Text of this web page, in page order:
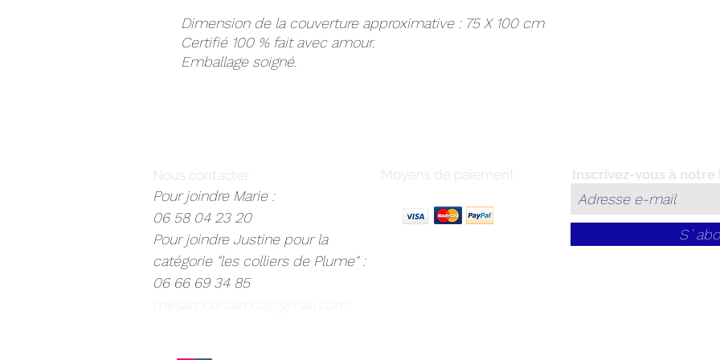
Dimension de la couverture approximative : 75 X 100 cm
Certifié 100 % fait avec amour.
Emballage soigné.
Nous contacter
Pour joindre Marie :
06 58 04 23 20
Pour joindre Justine pour la
catégorie "les colliers de Plume" :
06 66 69 34 85
Moyens de paiement Inscrivez-vous à